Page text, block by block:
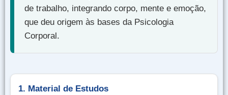
de trabalho, integrando corpo, mente e emoção,
que deu origem às bases da Psicologia
Corporal.
1. Material de Estudos